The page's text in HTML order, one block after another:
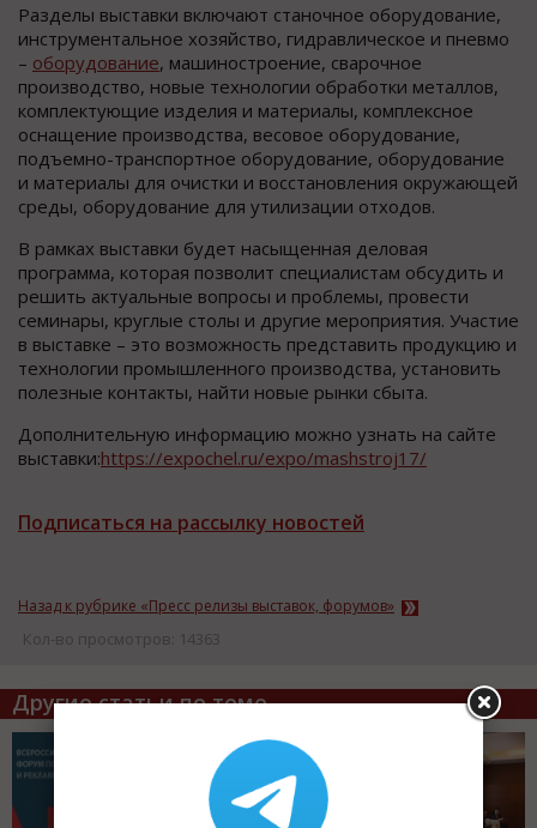
Разделы выставки включают станочное оборудование,
инструментальное хозяйство, гидравлическое и пневмо
– оборудование, машиностроение, сварочное
производство, новые технологии обработки металлов,
комплектующие изделия и материалы, комплексное
оснащение производства, весовое оборудование,
подъемно-транспортное оборудование, оборудование
и материалы для очистки и восстановления окружающей
среды, оборудование для утилизации отходов.
В рамках выставки будет насыщенная деловая
программа, которая позволит специалистам обсудить и
решить актуальные вопросы и проблемы, провести
семинары, круглые столы и другие мероприятия. Участие
в выставке – это возможность представить продукцию и
технологии промышленного производства, установить
полезные контакты, найти новые рынки сбыта.
Дополнительную информацию можно узнать на сайте
выставки:https://expochel.ru/expo/mashstroj17/
Подписаться на рассылку новостей
Назад к рубрике «Пресс релизы выставок, форумов»
Кол-во просмотров: 14363
Другие статьи по теме